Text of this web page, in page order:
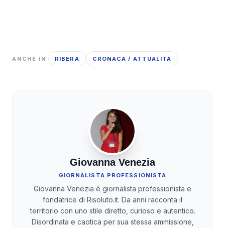
ANCHE IN RIBERA CRONACA / ATTUALITÀ
Giovanna Venezia
GIORNALISTA PROFESSIONISTA
Giovanna Venezia è giornalista professionista e
fondatrice di Risoluto.it. Da anni racconta il
territorio con uno stile diretto, curioso e autentico.
Disordinata e caotica per sua stessa ammissione,